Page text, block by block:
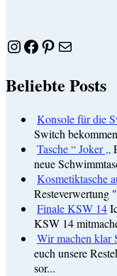
Instagram
Facebook
Pinterest
E-Mail
Beliebte Posts
Konsole für die
Switch
Tasche “ Joker „
neue
Kosmetiktasche
Resteverwertung
Finale KSW 14
KSW 14
Wir machen klar
euch unsere
sor...